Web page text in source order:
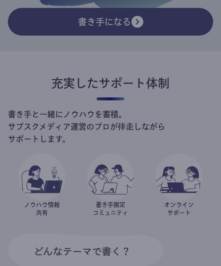
書き手になる
充実したサポート体制
書き手と一緒にノウハウを蓄積。
サブスクメディア運営のプロが伴走しながら
サポートします。
ノウハウ情報
共有
書き手限定
コミュニティ
オンライン
サポート